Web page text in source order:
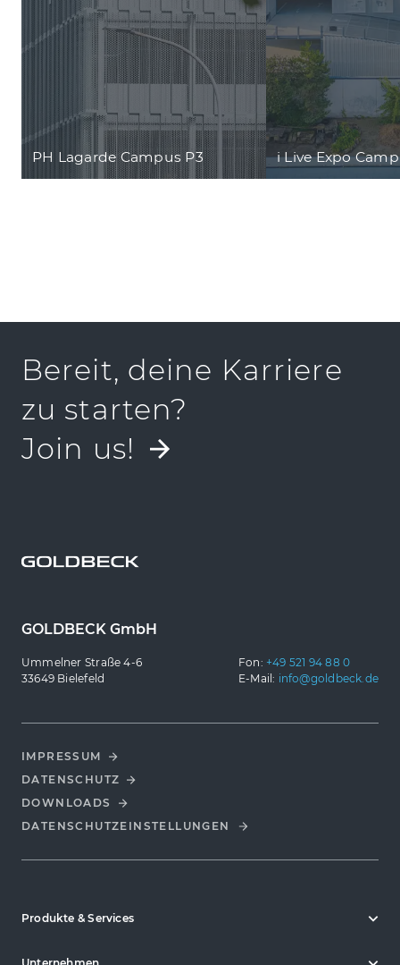
PH Lagarde Campus P3 i Live Expo
Bereit, deine Karriere
zu starten?
Join us!
GOLDBECK GmbH
Ummelner Straße 4-6
33649 Bielefeld
Fon: +49 521 94 88 0
E-Mail: info@goldbeck.de
IMPRESSUM
DATENSCHUTZ
DOWNLOADS
DATENSCHUTZ­EINSTELLUNGEN
Produkte & Services